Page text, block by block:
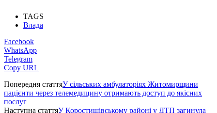
TAGS
Влада
Facebook
WhatsApp
Telegram
Copy URL
Попередня статтяУ сільських амбулаторіях Житомирщини
пацієнти через телемедицину отримають доступ до якісних
послуг
Наступна статтяУ Коростишівському районі у ДТП загинула